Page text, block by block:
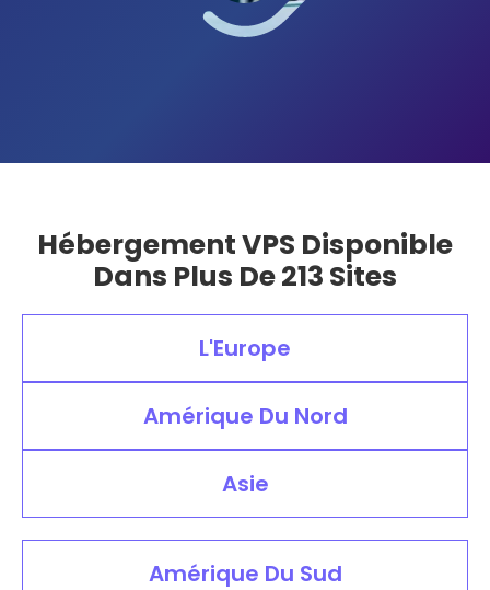
Hébergement VPS Disponible
Dans Plus De 213 Sites
L'Europe
Amérique Du Nord
Asie
Amérique Du Sud